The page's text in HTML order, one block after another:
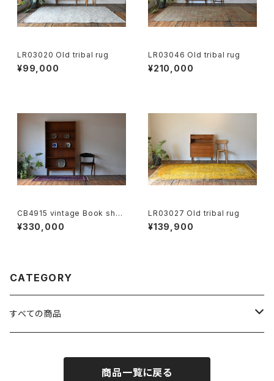
LR03020 Old tribal rug
¥99,000
LR03046 Old tribal rug
¥210,000
CB4915 vintage Book shel
¥330,000
LR03027 Old tribal rug
¥139,900
CATEGORY
すべての商品
商品一覧に戻る